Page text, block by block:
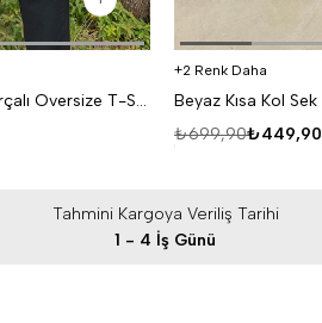
Taba SOULRANGE Baskılı Parçalı Oversize T-SHIRT PNC 1009
2 Renk Daha
₺449,90
₺699,90
Tahmini Kargoya Veriliş Tarihi
1 - 4 İş Günü